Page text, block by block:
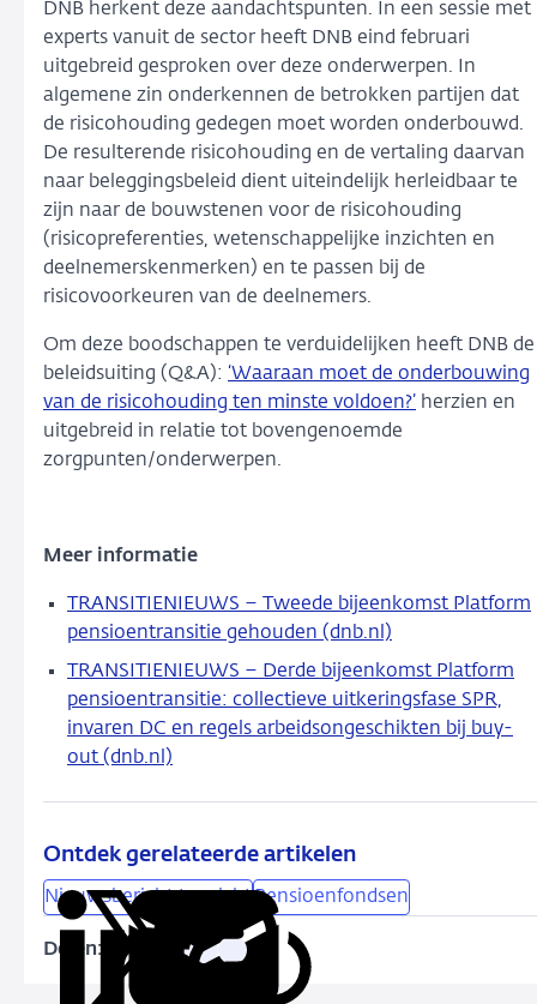
DNB herkent deze aandachtspunten. In een sessie met
experts vanuit de sector heeft DNB eind februari
uitgebreid gesproken over deze onderwerpen. In
algemene zin onderkennen de betrokken partijen dat
de risicohouding gedegen moet worden onderbouwd.
De resulterende risicohouding en de vertaling daarvan
naar beleggingsbeleid dient uiteindelijk herleidbaar te
zijn naar de bouwstenen voor de risicohouding
(risicopreferenties, wetenschappelijke inzichten en
deelnemerskenmerken) en te passen bij de
risicovoorkeuren van de deelnemers.
Om deze boodschappen te verduidelijken heeft DNB de
beleidsuiting (Q&A): ‘Waaraan moet de onderbouwing
van de risicohouding ten minste voldoen?’ herzien en
uitgebreid in relatie tot bovengenoemde
zorgpunten/onderwerpen.
Meer informatie
TRANSITIENIEUWS – Tweede bijeenkomst Platform
pensioentransitie gehouden (dnb.nl)
TRANSITIENIEUWS – Derde bijeenkomst Platform
pensioentransitie: collectieve uitkeringsfase SPR,
invaren DC en regels arbeidsongeschikten bij buy-
out (dnb.nl)
Ontdek gerelateerde artikelen
Nieuwsbericht toezicht Pensioenfondsen
Delen:
Deel
via
DeelDeelKopieer